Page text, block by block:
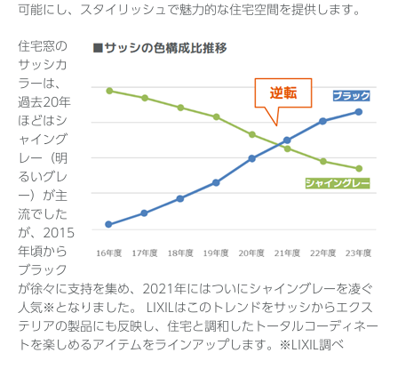
可能にし、スタイリッシュで魅力的な住宅空間を提供します。
住宅窓の
サッシカ
ラーは、
過去20年
ほどはシ
ャイング
レー（明
るいグレ
ー）が主
流でした
が、2015
年頃から
ブラック
が徐々に支持を集め、2021年にはついにシャイングレーを凌ぐ
人気※となりました。 LIXILはこのトレンドをサッシからエクス
テリアの製品にも反映し、住宅と調和したトータルコーディネー
トを楽しめるアイテムをラインアップします。
※LIXIL調べ